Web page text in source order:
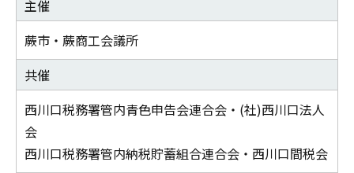
主催
蕨市・蕨商工会議所
共催
西川口税務署管内青色申告会連合会・(社)西川口法人
会
西川口税務署管内納税貯蓄組合連合会・西川口間税会